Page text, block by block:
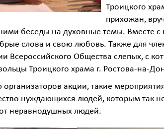
Троицкого
прихожан,
беседы на духовные темы. Вместе
слова и свою любовь. Также для
Всероссийского Общества слепых, с
Троицкого храма г. Ростова-на-
акции, такие
нуждающихся людей, которым так
неравнодушных людей.